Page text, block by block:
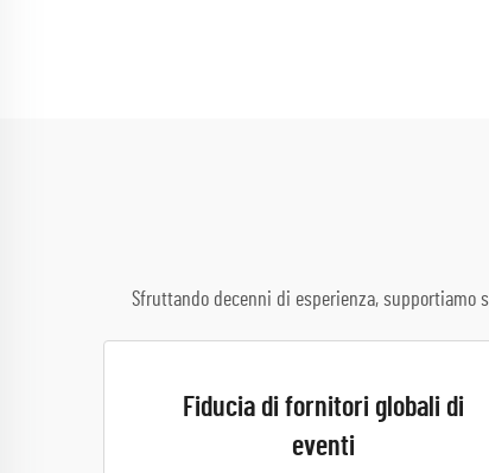
Sfruttando decenni di esperienza, supportiamo
Fiducia di fornitori globali di
eventi